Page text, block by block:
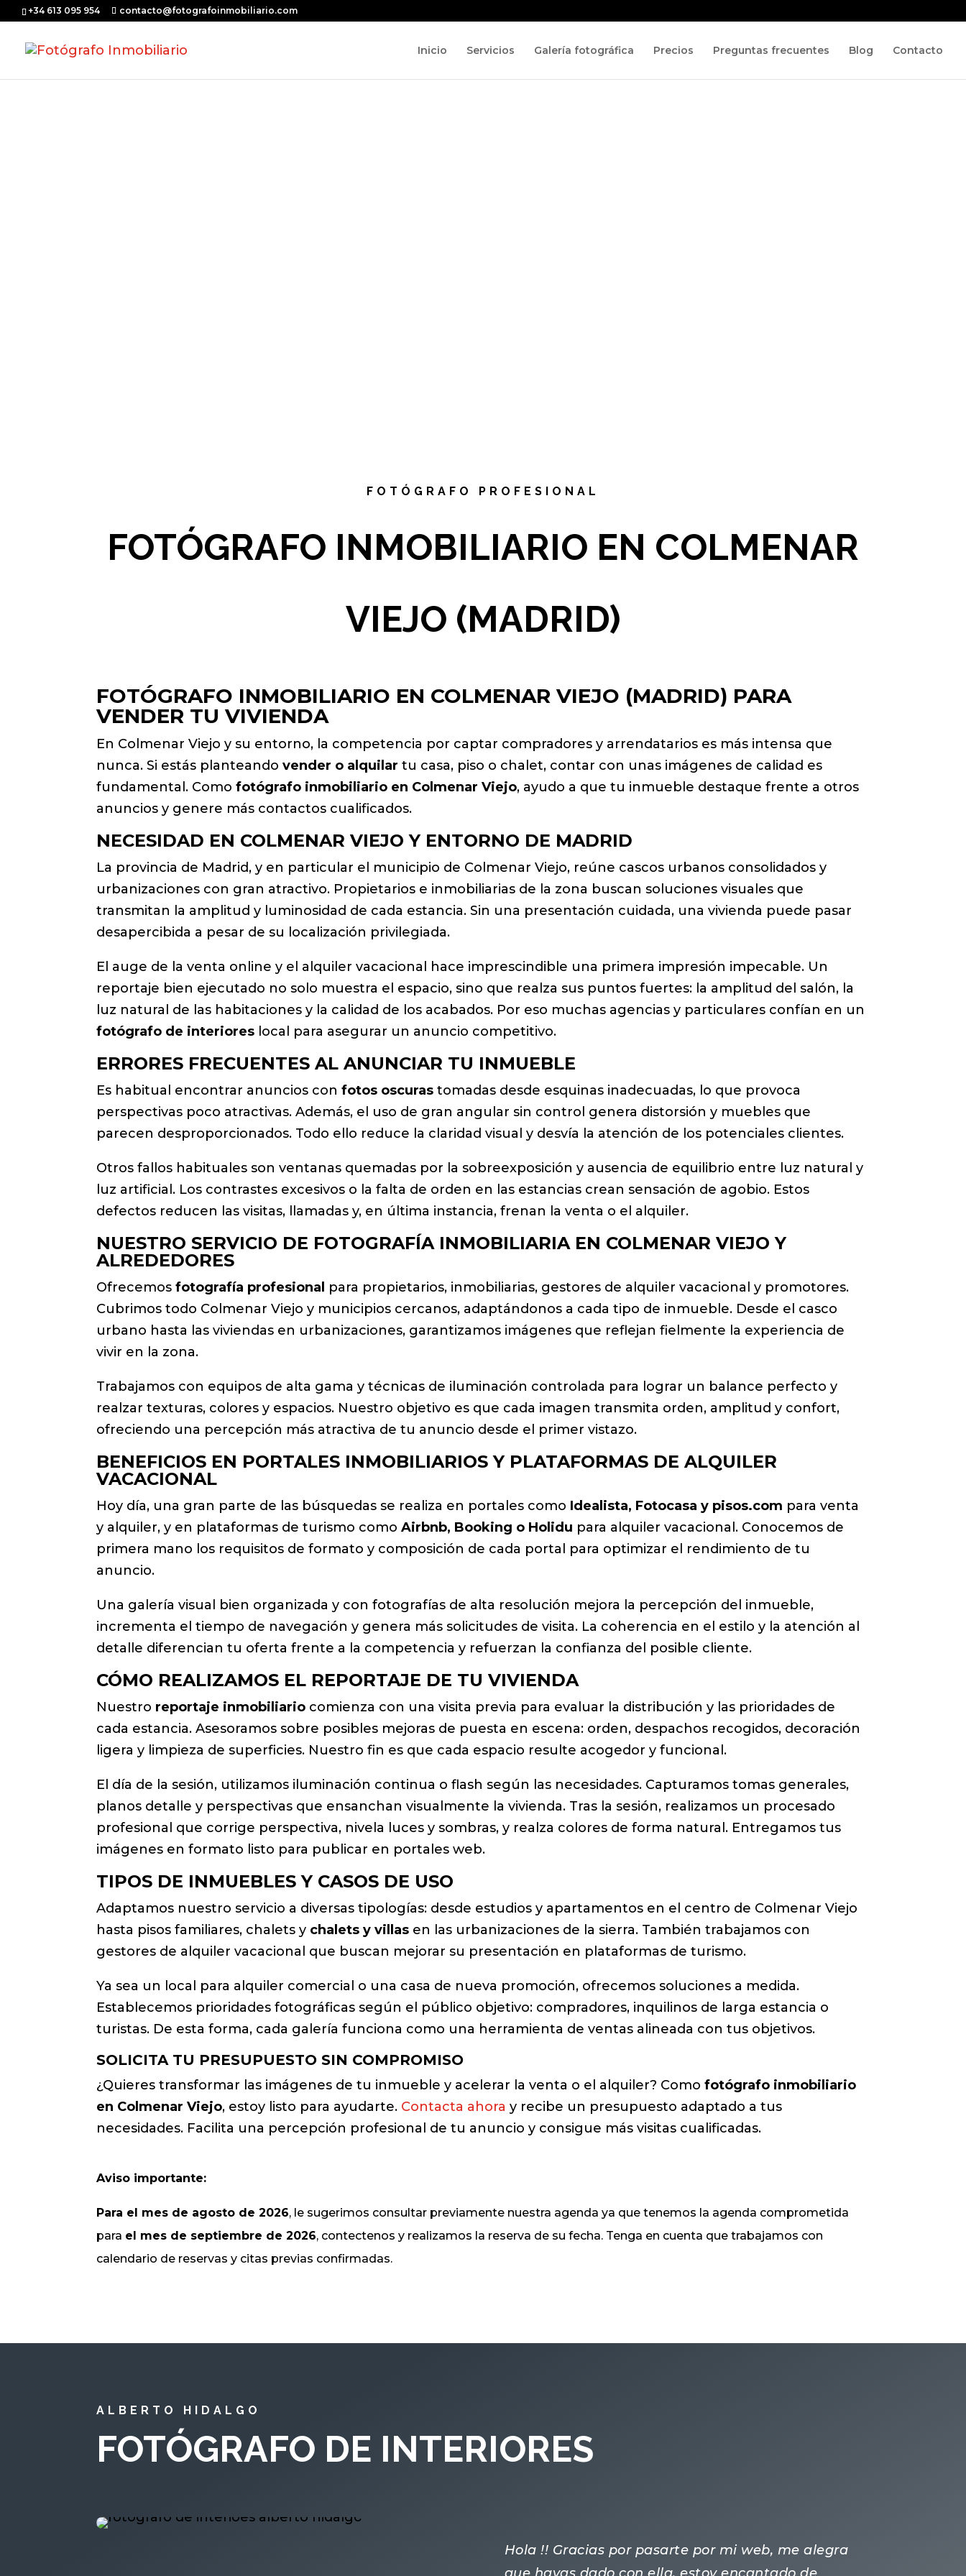
+34 613 095 954 contacto@fotografoinmobiliario.com
Inicio Servicios Galería fotográfica Precios Preguntas frecuentes Blog Contacto
FOTÓGRAFO PROFESIONAL
FOTÓGRAFO INMOBILIARIO EN COLMENAR
VIEJO (MADRID)
FOTÓGRAFO INMOBILIARIO EN COLMENAR VIEJO (MADRID) PARA
VENDER TU VIVIENDA
En Colmenar Viejo y su entorno, la competencia por captar compradores y arrendatarios es más intensa que
nunca. Si estás planteandovender o alquilar tu casa, piso o chalet, contar con unas imágenes de calidad es
fundamental. Comofotógrafo inmobiliario en Colmenar Viejo, ayudo a que tu inmueble destaque frente a otros
anuncios y genere más contactos cualificados.
NECESIDAD EN COLMENAR VIEJO Y ENTORNO DE MADRID
La provincia de Madrid, y en particular el municipio de Colmenar Viejo, reúne cascos urbanos consolidados y
urbanizaciones con gran atractivo. Propietarios e inmobiliarias de la zona buscan soluciones visuales que
transmitan la amplitud y luminosidad de cada estancia. Sin una presentación cuidada, una vivienda puede pasar
desapercibida a pesar de su localización privilegiada.
El auge de la venta online y el alquiler vacacional hace imprescindible una primera impresión impecable. Un
reportaje bien ejecutado no solo muestra el espacio, sino que realza sus puntos fuertes: la amplitud del salón, la
luz natural de las habitaciones y la calidad de los acabados. Por eso muchas agencias y particulares confían en un
fotógrafo de interiores local para asegurar un anuncio competitivo.
ERRORES FRECUENTES AL ANUNCIAR TU INMUEBLE
Es habitual encontrar anuncios confotos oscuras tomadas desde esquinas inadecuadas, lo que provoca
perspectivas poco atractivas. Además, el uso de gran angular sin control genera distorsión y muebles que
parecen desproporcionados. Todo ello reduce la claridad visual y desvía la atención de los potenciales clientes.
Otros fallos habituales son ventanas quemadas por la sobreexposición y ausencia de equilibrio entre luz natural y
luz artificial. Los contrastes excesivos o la falta de orden en las estancias crean sensación de agobio. Estos
defectos reducen las visitas, llamadas y, en última instancia, frenan la venta o el alquiler.
NUESTRO SERVICIO DE FOTOGRAFÍA INMOBILIARIA EN COLMENAR VIEJO Y
ALREDEDORES
Ofrecemosfotografía profesional para propietarios, inmobiliarias, gestores de alquiler vacacional y promotores.
Cubrimos todo Colmenar Viejo y municipios cercanos, adaptándonos a cada tipo de inmueble. Desde el casco
urbano hasta las viviendas en urbanizaciones, garantizamos imágenes que reflejan fielmente la experiencia de
vivir en la zona.
Trabajamos con equipos de alta gama y técnicas de iluminación controlada para lograr un balance perfecto y
realzar texturas, colores y espacios. Nuestro objetivo es que cada imagen transmita orden, amplitud y confort,
ofreciendo una percepción más atractiva de tu anuncio desde el primer vistazo.
BENEFICIOS EN PORTALES INMOBILIARIOS Y PLATAFORMAS DE ALQUILER
VACACIONAL
Hoy día, una gran parte de las búsquedas se realiza en portales como Idealista, Fotocasa y pisos.com para venta
y alquiler, y en plataformas de turismo comoAirbnb, Booking o Holidu para alquiler vacacional. Conocemos de
primera mano los requisitos de formato y composición de cada portal para optimizar el rendimiento de tu
anuncio.
Una galería visual bien organizada y con fotografías de alta resolución mejora la percepción del inmueble,
incrementa el tiempo de navegación y genera más solicitudes de visita. La coherencia en el estilo y la atención al
detalle diferencian tu oferta frente a la competencia y refuerzan la confianza del posible cliente.
CÓMO REALIZAMOS EL REPORTAJE DE TU VIVIENDA
Nuestro reportaje inmobiliario comienza con una visita previa para evaluar la distribución y las prioridades de
cada estancia. Asesoramos sobre posibles mejoras de puesta en escena: orden, despachos recogidos, decoración
ligera y limpieza de superficies. Nuestro fin es que cada espacio resulte acogedor y funcional.
El día de la sesión, utilizamos iluminación continua o flash según las necesidades. Capturamos tomas generales,
planos detalle y perspectivas que ensanchan visualmente la vivienda. Tras la sesión, realizamos un procesado
profesional que corrige perspectiva, nivela luces y sombras, y realza colores de forma natural. Entregamos tus
imágenes en formato listo para publicar en portales web.
TIPOS DE INMUEBLES Y CASOS DE USO
Adaptamos nuestro servicio a diversas tipologías: desde estudios y apartamentos en el centro de Colmenar Viejo
hasta pisos familiares, chalets y chalets y villas en las urbanizaciones de la sierra. También trabajamos con
gestores de alquiler vacacional que buscan mejorar su presentación en plataformas de turismo.
Ya sea un local para alquiler comercial o una casa de nueva promoción, ofrecemos soluciones a medida.
Establecemos prioridades fotográficas según el público objetivo: compradores, inquilinos de larga estancia o
turistas. De esta forma, cada galería funciona como una herramienta de ventas alineada con tus objetivos.
SOLICITA TU PRESUPUESTO SIN COMPROMISO
¿Quieres transformar las imágenes de tu inmueble y acelerar la venta o el alquiler? Comofotógrafo inmobiliario
en Colmenar Viejo, estoy listo para ayudarte. Contacta ahora y recibe un presupuesto adaptado a tus
necesidades. Facilita una percepción profesional de tu anuncio y consigue más visitas cualificadas.
Aviso importante:
Para el mes de agosto de 2026, le sugerimos consultar previamente nuestra agenda ya que tenemos la agenda comprometida
para el mes de septiembre de 2026, contectenos y realizamos la reserva de su fecha. Tenga en cuenta que trabajamos con
calendario de reservas y citas previas confirmadas.
ALBERTO HIDALGO
FOTÓGRAFO DE INTERIORES
Hola !! Gracias por pasarte por mi web, me alegra